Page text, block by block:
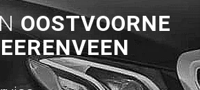
OOSTVOORNE